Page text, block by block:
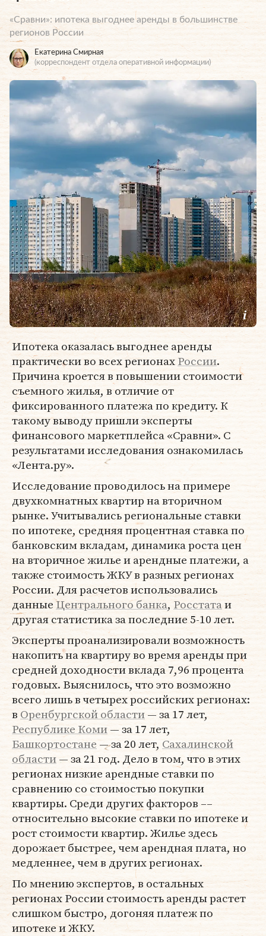
«Сравни»: ипотека выгоднее аренды в большинстве
регионов России
Екатерина Смирная
(корреспондент отдела оперативной информации)
Ипотека оказалась выгоднее аренды
практически во всех регионахРоссии.
Причина кроется в повышении стоимости
съемного жилья, в отличие от
фиксированного платежа по кредиту. К
такому выводу пришли эксперты
финансового маркетплейса «Сравни». С
результатами исследования ознакомилась
«Лента.ру».
Исследование проводилось на примере
двухкомнатных квартир на вторичном
рынке. Учитывались региональные ставки
по ипотеке, средняя процентная ставка по
банковским вкладам, динамика роста цен
на вторичное жилье и арендные платежи, а
также стоимость ЖКУ в разных регионах
России. Для расчетов использовались
данныеЦентрального банка, Росстатаи
другая статистика за последние 5-10 лет.
Эксперты проанализировали возможность
накопить на квартиру во время аренды при
средней доходности вклада 7,96 процента
годовых. Выяснилось, что это возможно
всего лишь в четырех российских регионах:
вОренбургской области— за 17 лет,
Республике Коми— за 17 лет,
Башкортостане— за 20 лет, Сахалинской
области— за 21 год. Дело в том, что в этих
регионах низкие арендные ставки по
сравнению со стоимостью покупки
квартиры. Среди других факторов ––
относительно высокие ставки по ипотеке и
рост стоимости квартир. Жилье здесь
дорожает быстрее, чем арендная плата, но
медленнее, чем в других регионах.
По мнению экспертов, в остальных
регионах России стоимость аренды растет
слишком быстро, догоняя платеж по
ипотеке и ЖКУ.